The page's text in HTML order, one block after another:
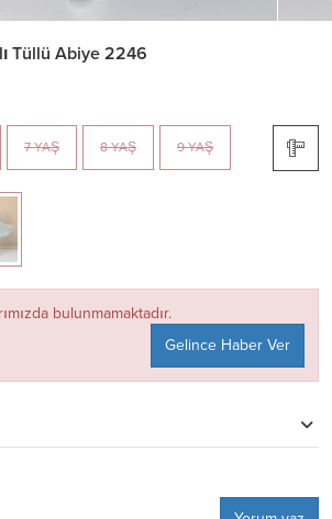
Tüllü Abiye 2246
7 YAŞ 8 YAŞ 9 YAŞ
bulunmamaktadır.
Gelince Haber Ver